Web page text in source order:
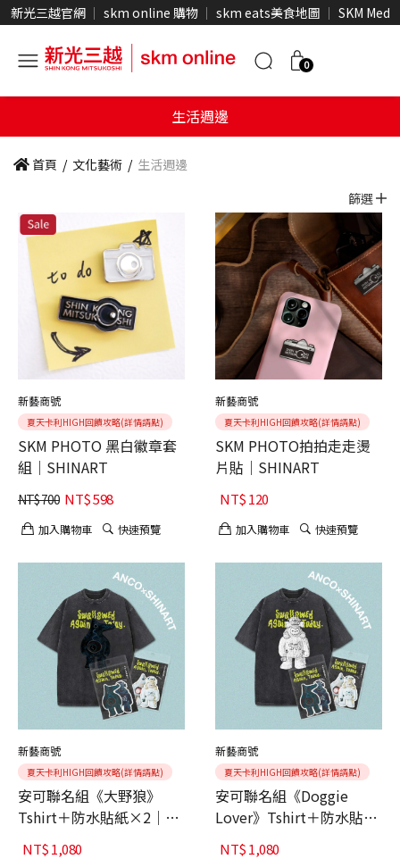
新光三越官網 skm online 購物 skm eats美食地圖 SKM Media
0
生活週邊
首頁 / 文化藝術 / 生活週邊
篩選
新藝商號
夏天卡利HIGH回饋攻略(詳情請點)
SKM PHOTO 黑白徽章套
組｜SHINART
NT$700 NT$598
加入購物車 快速預覽
新藝商號
夏天卡利HIGH回饋攻略(詳情請點)
SKM PHOTO拍拍走走燙
片貼｜SHINART
NT$120
加入購物車 快速預覽
新藝商號
夏天卡利HIGH回饋攻略(詳情請點)
安可聯名組《大野狼》
Tshirt＋防水貼紙×2｜
SHINART
NT$1,080
新藝商號
夏天卡利HIGH回饋攻略(詳情請點)
安可聯名組《Doggie
Lover》Tshirt＋防水貼紙
×2｜SHINART
NT$1,080